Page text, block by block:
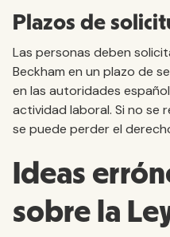
Plazos de
Las personas deben
Beckham en un plazo de
en las autoridades
actividad laboral. Si no se
se puede perder el
Ideas
sobre la